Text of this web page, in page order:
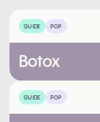
GUIDE POP
Botox
GUIDE POP